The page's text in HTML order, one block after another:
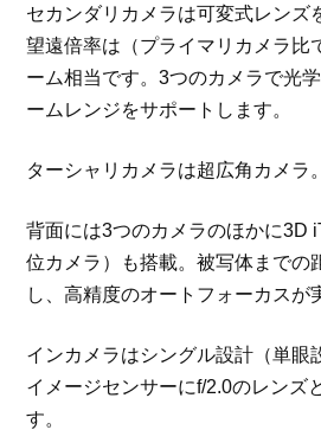
セカンダリカメラは可変式レンズ
望遠倍率は（プライマリカメラ比
ーム相当です。3つのカメラで光
ームレンジをサポートします。
ターシャリカメラは超広角カメラ
背面には3つのカメラのほかに3D
位カメラ）も搭載。被写体までの
し、高精度のオートフォーカスが
インカメラはシングル設計（単眼
イメージセンサーにf/2.0のレンズ
す。